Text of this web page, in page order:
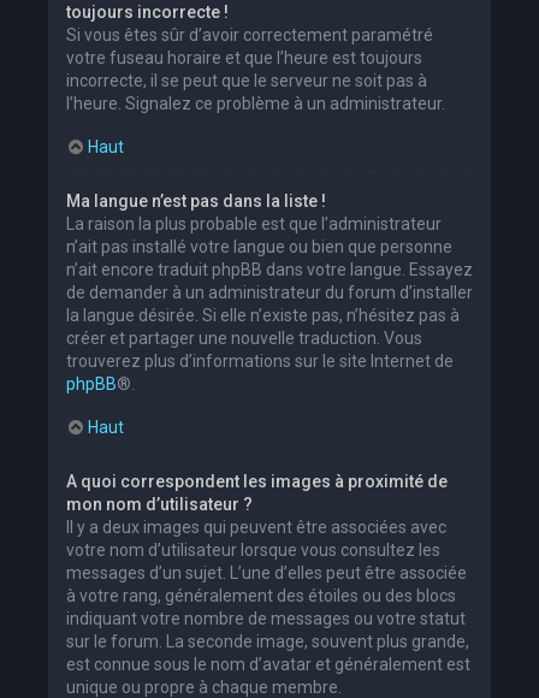
toujours incorrecte !
Si vous êtes sûr d’avoir correctement paramétré
votre fuseau horaire et que l’heure est toujours
incorrecte, il se peut que le serveur ne soit pas à
l’heure. Signalez ce problème à un administrateur.
Haut
Ma langue n’est pas dans la liste !
La raison la plus probable est que l’administrateur
n’ait pas installé votre langue ou bien que personne
n’ait encore traduit phpBB dans votre langue. Essayez
de demander à un administrateur du forum d’installer
la langue désirée. Si elle n’existe pas, n’hésitez pas à
créer et partager une nouvelle traduction. Vous
trouverez plus d’informations sur le site Internet de
phpBB®.
Haut
A quoi correspondent les images à proximité de
mon nom d’utilisateur ?
Il y a deux images qui peuvent être associées avec
votre nom d’utilisateur lorsque vous consultez les
messages d’un sujet. L’une d’elles peut être associée
à votre rang, généralement des étoiles ou des blocs
indiquant votre nombre de messages ou votre statut
sur le forum. La seconde image, souvent plus grande,
est connue sous le nom d’avatar et généralement est
unique ou propre à chaque membre.